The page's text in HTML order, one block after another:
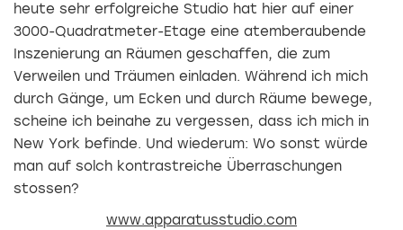
heute sehr erfolgreiche Studio hat hier auf einer
3000-Quadratmeter-Etage eine atemberaubende
Inszenierung an Räumen geschaffen, die zum
Verweilen und Träumen einladen. Während ich mich
durch Gänge, um Ecken und durch Räume bewege,
scheine ich beinahe zu vergessen, dass ich mich in
New York befinde. Und wiederum: Wo sonst würde
man auf solch kontrastreiche Überraschungen
stossen?
www.apparatusstudio.com